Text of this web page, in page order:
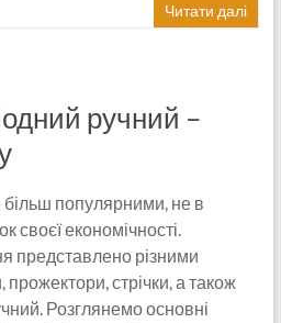
Читати далі
ручний –
більш популярними, не в
своєї економічності.
представлено різними
стрічки, а також
Розглянемо основні